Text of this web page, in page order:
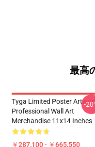
最高
Tyga Limited Poster
Professional Wall Art
Merchandise 11x14 Inches
￥287,100 - ￥665,550
-